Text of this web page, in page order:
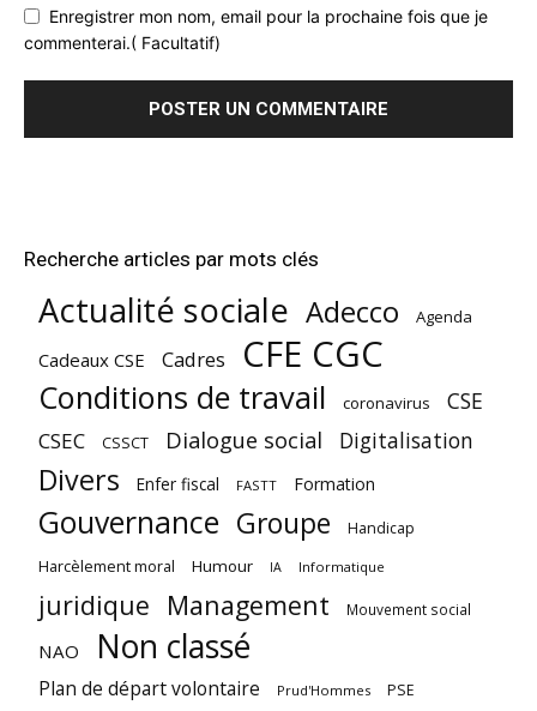
Enregistrer mon nom, email pour la prochaine fois que je
commenterai.( Facultatif)
Recherche articles par mots clés
Actualité sociale Adecco Agenda
Cadeaux CSE Cadres CFE CGC
Conditions de travail coronavirus CSE
CSEC CSSCT Dialogue social Digitalisation
Divers Enfer fiscal FASTT Formation
Gouvernance Groupe Handicap
Harcèlement moral Humour IA Informatique
juridique Management Mouvement social
NAO Non classé
Plan de départ volontaire Prud'Hommes PSE